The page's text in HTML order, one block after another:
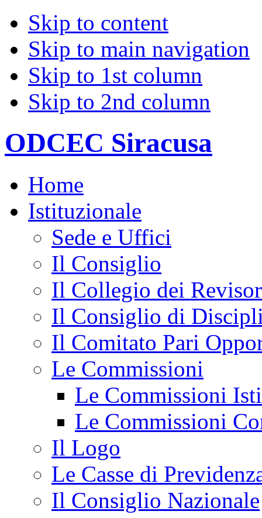
Skip to content
Skip to main navigation
Skip to 1st column
Skip to 2nd column
ODCEC Siracusa
Home
Istituzionale
Sede e Uffici
Il Consiglio
Il Collegio dei
Il Consiglio di
Il Comitato Pari
Le Commissioni
Le Commissioni
Le Commissioni
Il Logo
Le Casse di
Il Consiglio Nazionale